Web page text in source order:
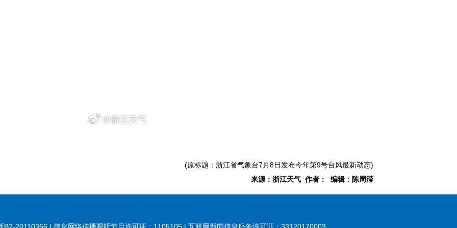
(原标题：浙江省气象台7月8日发布今年第9号台风最新动态)
来源：浙江天气 作者： 编辑：陈周滢